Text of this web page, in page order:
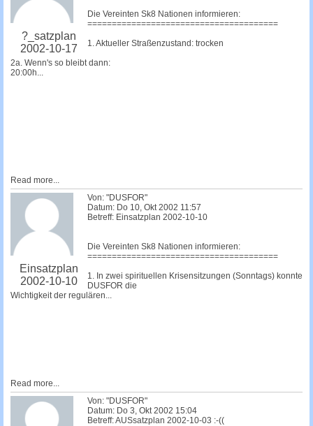
?_satzplan
2002-10-17
Die Vereinten Sk8 Nationen informieren:
=======================================
1. Aktueller Straßenzustand: trocken
2a. Wenn's so bleibt dann:
20:00h...
Read more...
Einsatzplan
2002-10-10
Von: "DUSFOR"
Datum: Do 10, Okt 2002 11:57
Betreff: Einsatzplan 2002-10-10
Die Vereinten Sk8 Nationen informieren:
=======================================
1. In zwei spirituellen Krisensitzungen (Sonntags) konnte
DUSFOR die
Wichtigkeit der regulären...
Read more...
Von: "DUSFOR"
Datum: Do 3, Okt 2002 15:04
Betreff: AUSsatzplan 2002-10-03 :-((